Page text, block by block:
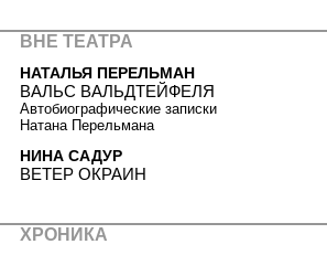
ВНЕ ТЕАТРА
НАТАЛЬЯ ПЕРЕЛЬМАН
ВАЛЬС ВАЛЬДТЕЙФЕЛЯ
Автобиографические записки
Натана Перельмана
НИНА САДУР
ВЕТЕР ОКРАИН
ХРОНИКА